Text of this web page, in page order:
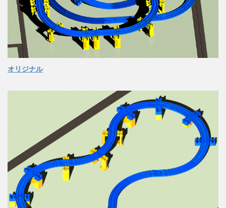
オリジナル